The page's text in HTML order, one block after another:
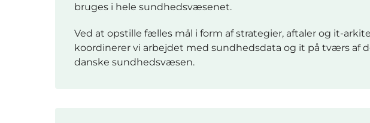
bruges i hele sundhedsvæsenet.
Ved at opstille fælles mål i form af strategier, aftaler og it-
koordinerer vi arbejdet med sundhedsdata og it på tværs af
danske sundhedsvæsen.